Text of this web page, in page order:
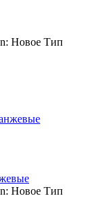
Новое Тип
Новое Тип